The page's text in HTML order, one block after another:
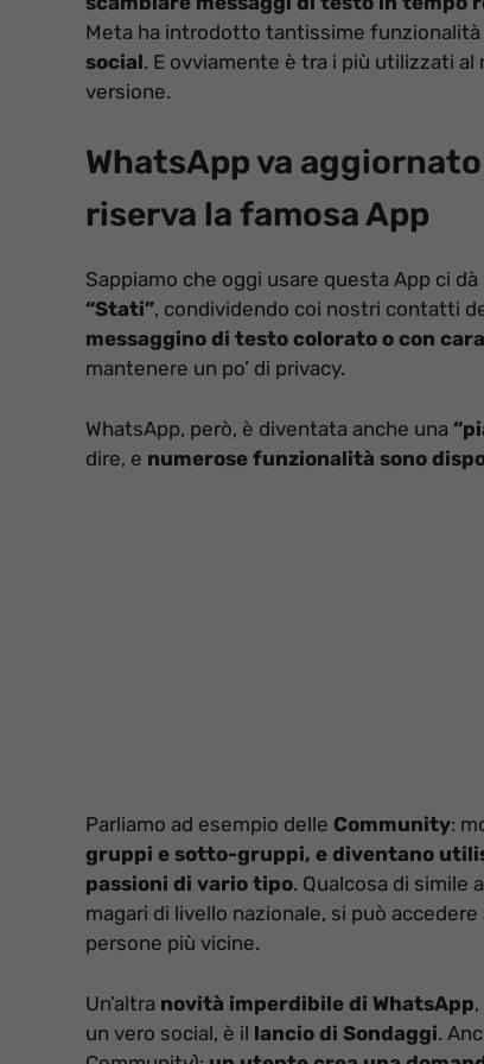
Meta ha introdotto tantissime funzionalità
social. E ovviamente è tra i più utilizzati
versione.
WhatsApp va
riserva la famosa App
Sappiamo che oggi usare questa App ci
“Stati”, condividendo coi nostri contatti
messaggino di testo colorato o con
mantenere un po’ di privacy.
WhatsApp, però, è diventata anche una
dire, e numerose funzionalità sono
Parliamo ad esempio delle Community:
gruppi e sotto-gruppi, e diventano
passioni di vario tipo. Qualcosa di simile
magari di livello nazionale, si può
persone più vicine.
Un’altra novità imperdibile di WhatsApp
un vero social, è il lancio di Sondaggi.